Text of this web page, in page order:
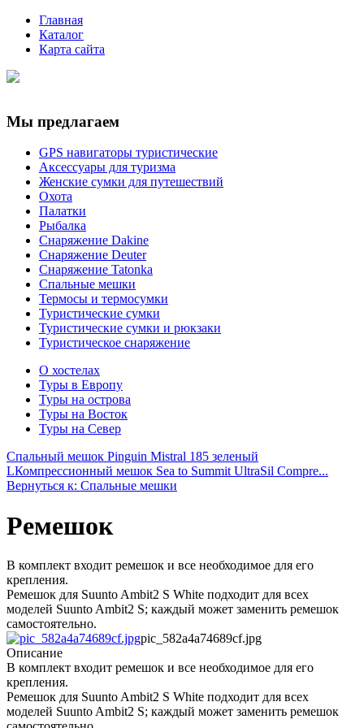
Главная
Каталог
Карта сайта
Мы предлагаем
GPS навигаторы туристические
Аксессуары для туризма
Женские сумки для путешествий
Охота
Палатки
Рыбалка
Снаряжение Dakine
Снаряжение Deuter
Снаряжение Tatonka
Спальные мешки
Термосы и термосумки
Туристические сумки
Туристические сумки и рюкзаки
Туристическое снаряжение
О хостелах
Туры в Европу
Туры на острова
Туры на Восток
Туры на Север
Спальный мешок Pinguin Mistral 185 зеленый
LКомпрессионный мешок Sea to Summit UltraSil Compre...
Вернуться к: Спальные мешки
Ремешок
В комплект входит ремешок и все необходимое для его
крепления.
Ремешок для Suunto Ambit2 S White подходит для всех
моделей Suunto Ambit2 S; каждый может заменить ремешок
самостоятельно.
pic_582a4a74689cf.jpg
Описание
В комплект входит ремешок и все необходимое для его
крепления.
Ремешок для Suunto Ambit2 S White подходит для всех
моделей Suunto Ambit2 S; каждый может заменить ремешок